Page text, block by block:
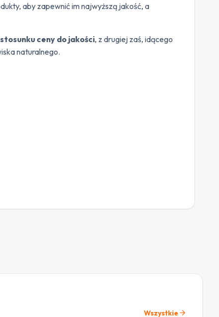
aby zapewnić im najwyższą jakość, a
ceny do jakości, z drugiej zaś, idącego
naturalnego.
Wszystkie arrow_forward